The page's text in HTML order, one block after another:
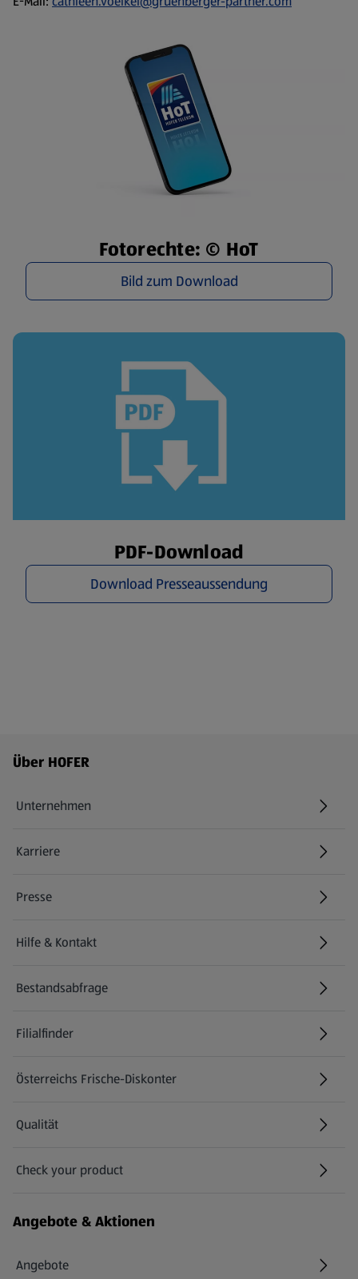
Fotorechte: © HoT
Bild zum Download
PDF-Download
Download Presseaussendung
Fußzeilenmenü - weitere Links
Über HOFER
Unternehmen
Karriere
(öffnet in einem neuen Tab)
Presse
Hilfe & Kontakt
(öffnet in einem neuen Tab)
Bestandsabfrage
(öffnet in einem neuen Tab)
Filialfinder
Österreichs Frische-Diskonter
Qualität
Check your product
(öffnet in einem neuen Tab)
Angebote & Aktionen
Angebote